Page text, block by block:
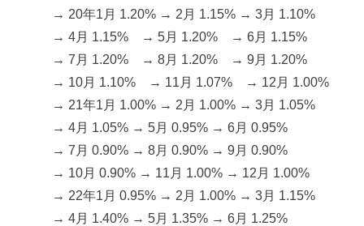
→ 20年1月 1.20% → 2月 1.15% → 3月 1.10%
→ 4月 1.15% → 5月 1.20% → 6月 1.15%
→ 7月 1.20% → 8月 1.20% → 9月 1.20%
→ 10月 1.10% → 11月 1.07% → 12月 1.00%
→ 21年1月 1.00% → 2月 1.00% → 3月 1.05%
→ 4月 1.05% → 5月 0.95% → 6月 0.95%
→ 7月 0.90% → 8月 0.90% → 9月 0.90%
→ 10月 0.90% → 11月 1.00% → 12月 1.00%
→ 22年1月 0.95% → 2月 1.00% → 3月 1.15%
→ 4月 1.40% → 5月 1.35% → 6月 1.25%